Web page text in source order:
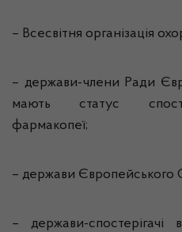
– Всесвітня організація
– держави-члени Ради
мають статус
фармакопеї;
– держави Європейського
– держави-